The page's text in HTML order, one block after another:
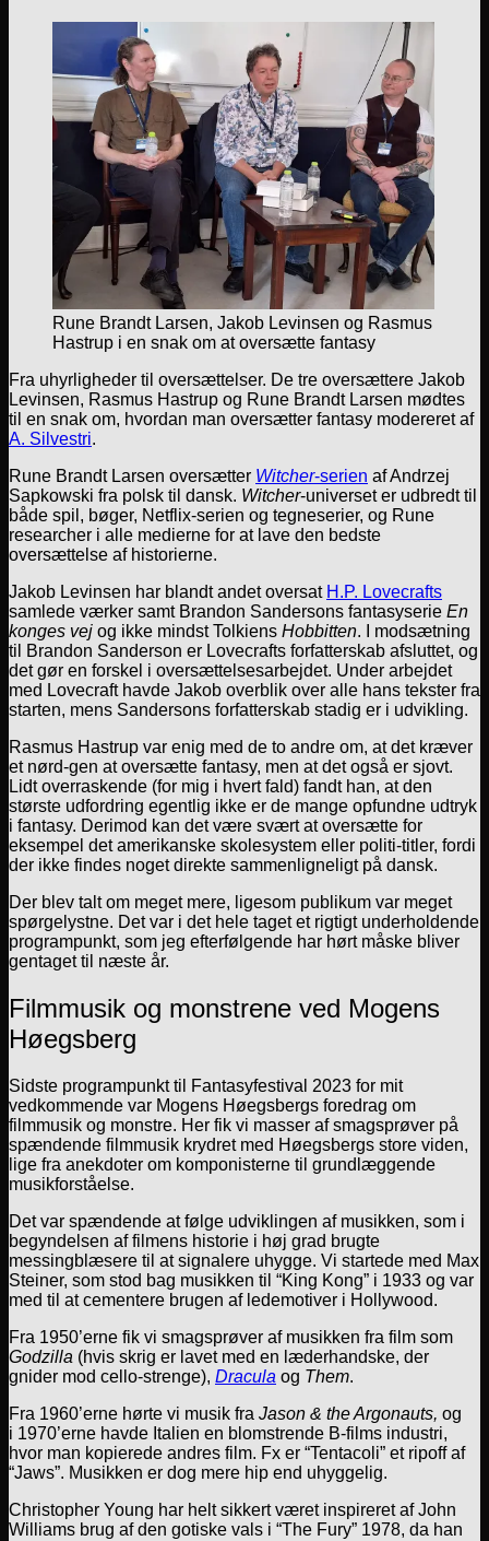
Rune Brandt Larsen, Jakob Levinsen og Rasmus
Hastrup i en snak om at oversætte fantasy
Fra uhyrligheder til oversættelser. De tre oversættere Jakob
Levinsen, Rasmus Hastrup og Rune Brandt Larsen mødtes
til en snak om, hvordan man oversætter fantasy modereret af
A. Silvestri.
Rune Brandt Larsen oversætter Witcher-serien af Andrzej
Sapkowski fra polsk til dansk. Witcher-universet er udbredt til
både spil, bøger, Netflix-serien og tegneserier, og Rune
researcher i alle medierne for at lave den bedste
oversættelse af historierne.
Jakob Levinsen har blandt andet oversat H.P. Lovecrafts
samlede værker samt Brandon Sandersons fantasyserie En
konges vej og ikke mindst Tolkiens Hobbitten. I modsætning
til Brandon Sanderson er Lovecrafts forfatterskab afsluttet, og
det gør en forskel i oversættelsesarbejdet. Under arbejdet
med Lovecraft havde Jakob overblik over alle hans tekster fra
starten, mens Sandersons forfatterskab stadig er i udvikling.
Rasmus Hastrup var enig med de to andre om, at det kræver
et nørd-gen at oversætte fantasy, men at det også er sjovt.
Lidt overraskende (for mig i hvert fald) fandt han, at den
største udfordring egentlig ikke er de mange opfundne udtryk
i fantasy. Derimod kan det være svært at oversætte for
eksempel det amerikanske skolesystem eller politi-titler, fordi
der ikke findes noget direkte sammenligneligt på dansk.
Der blev talt om meget mere, ligesom publikum var meget
spørgelystne. Det var i det hele taget et rigtigt underholdende
programpunkt, som jeg efterfølgende har hørt måske bliver
gentaget til næste år.
Filmmusik og monstrene ved Mogens
Høegsberg
Sidste programpunkt til Fantasyfestival 2023 for mit
vedkommende var Mogens Høegsbergs foredrag om
filmmusik og monstre. Her fik vi masser af smagsprøver på
spændende filmmusik krydret med Høegsbergs store viden,
lige fra anekdoter om komponisterne til grundlæggende
musikforståelse.
Det var spændende at følge udviklingen af musikken, som i
begyndelsen af filmens historie i høj grad brugte
messingblæsere til at signalere uhygge. Vi startede med Max
Steiner, som stod bag musikken til “King Kong” i 1933 og var
med til at cementere brugen af ledemotiver i Hollywood.
Fra 1950’erne fik vi smagsprøver af musikken fra film som
Godzilla (hvis skrig er lavet med en læderhandske, der
gnider mod cello-strenge), Dracula og Them.
Fra 1960’erne hørte vi musik fra Jason & the Argonauts, og
i 1970’erne havde Italien en blomstrende B-films industri,
hvor man kopierede andres film. Fx er “Tentacoli” et ripoff af
“Jaws”. Musikken er dog mere hip end uhyggelig.
Christopher Young har helt sikkert været inspireret af John
Williams brug af den gotiske vals i “The Fury” 1978, da han